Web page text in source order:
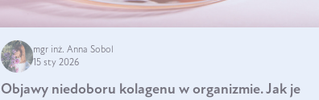
mgr inż. Anna Sobol
15 sty 2026
Objawy niedoboru kolagenu w organizmie. Jak je